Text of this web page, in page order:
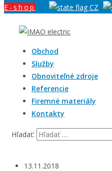
E-shop
Obchod
Služby
Obnoviteľné zdroje
Referencie
Firemné materiály
Kontakty
Hľadať:
13.11.2018